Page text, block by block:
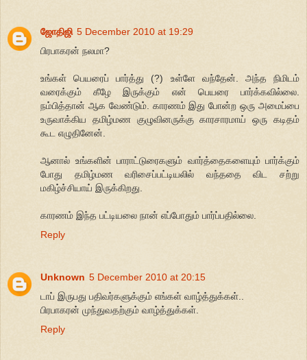
ஜோதிஜி 5 December 2010 at 19:29
பிரபாகரன் நலமா?
உங்கள் பெயரைப் பார்த்து (?) உள்ளே வந்தேன். அந்த நிமிடம்
வரைக்கும் கீழே இருக்கும் என் பெயரை பார்க்கவில்லை.
நம்பித்தான் ஆக வேண்டும். காரணம் இது போன்ற ஒரு அமைப்பை
உருவாக்கிய தமிழ்மண குழுவினருக்கு காரசாரமாய் ஒரு கடிதம்
கூட எழுதினேன்.
ஆனால் உங்களின் பாராட்டுரைகளும் வார்த்தைகளையும் பார்க்கும்
போது தமிழ்மண வரிசைப்பட்டியலில் வந்ததை விட சற்று
மகிழ்ச்சியாய் இருக்கிறது.
காரணம் இந்த பட்டியலை நான் எப்போதும் பார்ப்பதில்லை.
Reply
Unknown 5 December 2010 at 20:15
டாப் இருபது பதிவர்களுக்கும் எங்கள் வாழ்த்துக்கள்..
பிரபாகரன் முந்துவதற்கும் வாழ்த்துக்கள்.
Reply